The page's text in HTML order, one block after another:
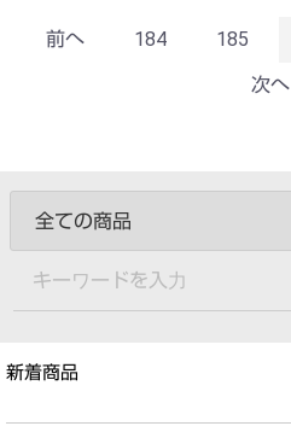
前へ 184 185
次へ
新着商品